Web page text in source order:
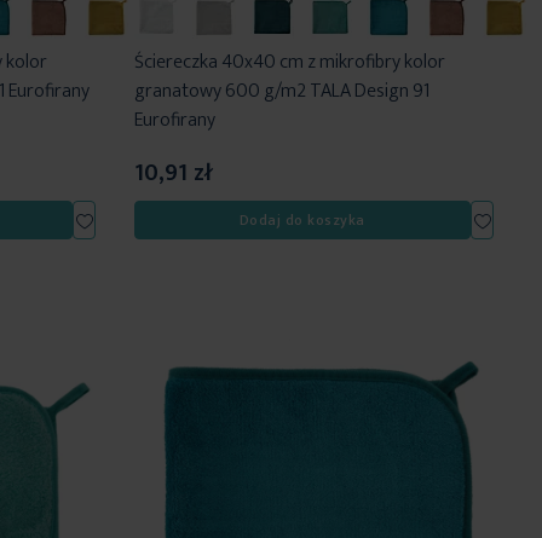
kolor
Eurofirany
Dodaj
do
Ściereczka 40x40 cm z mikrofibry kolor
granatowy 600 g/m2 TALA Design 91
Eurofirany
10,91 zł
Dodaj do koszyka
Dodaj
do